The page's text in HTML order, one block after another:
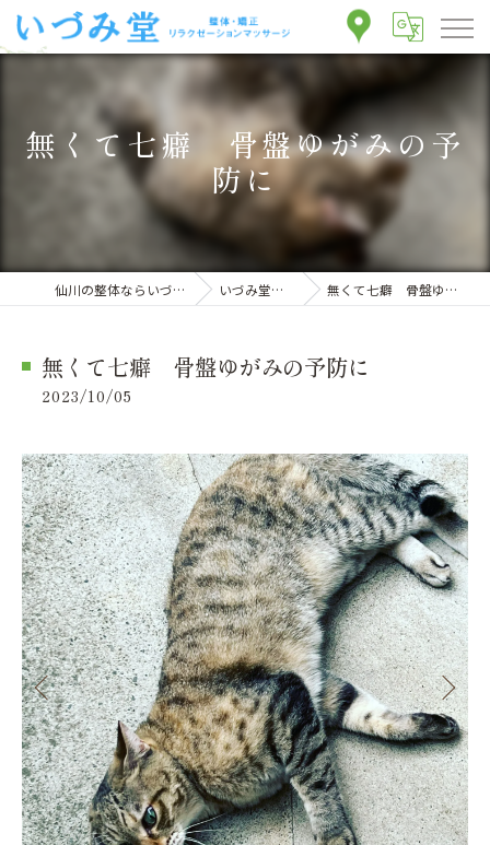
無くて七癖 骨盤ゆがみの予
防に
仙川の整体ならいづみ堂整体院 いづみ堂のブログ 無くて七癖 骨盤ゆがみの予防に
無くて七癖 骨盤ゆがみの予防に
2023/10/05